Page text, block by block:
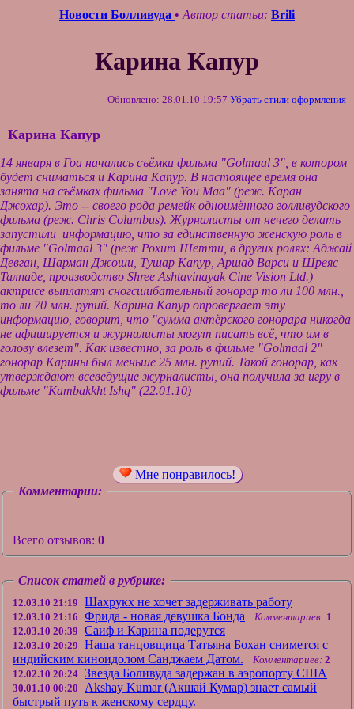
Новости Болливуда • Автор статьи: Brili
Карина Капур
Обновлено: 28.01.10 19:57 Убрать стили оформления
Карина Капур
14 января в Гоа начались съёмки фильма "Golmaal 3" , в котором
будет сниматься и Карина Капур. В настоящее время она
занята на съёмках фильма "Love You Maa" (реж. Каран
Джохар). Это -- своего рода ремейк одноимённого голливудского
фильма (реж. Chris Columbus). Журналисты от нечего делать
запустили информацию, что за единственную женскую роль в
фильме "Golmaal 3" (реж Рохит Шетти, в других ролях: Аджай
Девган, Шарман Джоши, Тушар Капур, Аршад Варси и Шреяс
Талпаде, производство Shree Ashtavinayak Cine Vision Ltd.)
актрисе выплатят сногсшибательный гонорар то ли 100 млн.,
то ли 70 млн. рупий. Карина Капур опровергает эту
информацию, говорит, что "сумма актёрского гонорара никогда
не афишируется и журналисты могут писать всё, что им в
голову влезет". Как известно, за роль в фильме "Golmaal 2"
гонорар Карины был меньше 25 млн. рупий. Такой гонорар, как
утверждают всеведущие журналисты, она получила за игру в
фильме "Kambakkht Ishq" (22.01.10)
Мне понравилось!
Комментарии:
Всего отзывов: 0
Список статей в рубрике:
12.03.10 21:19 Шахрукх не хочет задерживать работу
12.03.10 21:16 Фрида - новая девушка Бонда Комментариев: 1
12.03.10 20:39 Саиф и Карина подерутся
12.03.10 20:29 Наша танцовщица Татьяна Бохан снимется с
индийским киноидолом Санджаем Датом.
Комментариев: 2
12.02.10 20:24 Звезда Боливуда задержан в аэропорту США
30.01.10 00:20
Akshay Kumar (Акшай Кумар) знает самый
быстрый путь к женскому сердцу.